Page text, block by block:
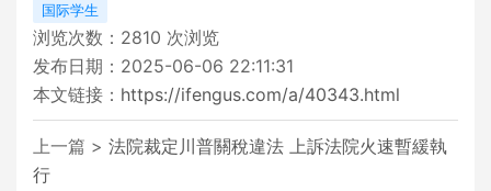
国际学生
浏览次数： 2810 次浏览
发布日期：2025-06-06 22:11:31
本文链接： https://ifengus.com/a/40343.html
上一篇 > 法院裁定川普關稅違法 上訴法院火速暫緩執
行